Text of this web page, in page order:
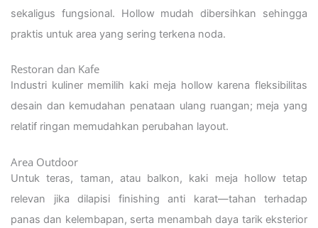
sekaligus fungsional. Hollow mudah dibersihkan sehingga
praktis untuk area yang sering terkena noda.
Restoran dan Kafe
Industri kuliner memilih kaki meja hollow karena fleksibilitas
desain dan kemudahan penataan ulang ruangan; meja yang
relatif ringan memudahkan perubahan layout.
Area Outdoor
Untuk teras, taman, atau balkon, kaki meja hollow tetap
relevan jika dilapisi finishing anti karat—tahan terhadap
panas dan kelembapan, serta menambah daya tarik eksterior